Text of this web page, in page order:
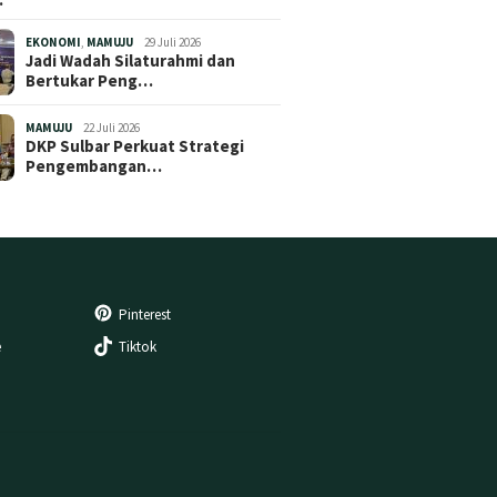
EKONOMI MAMUJU 29 Juli 2026
Jadi Wadah Silaturahmi dan
Bertukar Peng…
MAMUJU 22 Juli 2026
DKP Sulbar Perkuat Strategi
Pengembangan…
Pinterest
Tiktok